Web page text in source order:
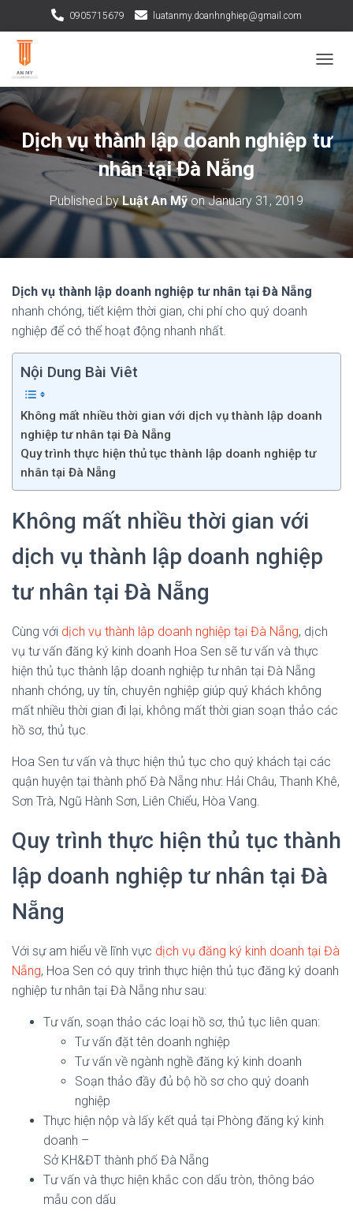
0905715679 luatanmy.doanhnghiep@gmail.com
Dịch vụ thành lập doanh nghiệp tư
nhân tại Đà Nẵng
Published byLuật An MỹonJanuary 31, 2019
Dịch vụ thành lập doanh nghiệp tư nhân tại Đà Nẵng
nhanh chóng, tiết kiệm thời gian, chi phí cho quý doanh
nghiệp để có thể hoạt động nhanh nhất.
Nội Dung Bài Viêt
Không mất nhiều thời gian với dịch vụ thành lập doanh
nghiệp tư nhân tại Đà Nẵng
Quy trình thực hiện thủ tục thành lập doanh nghiệp tư
nhân tại Đà Nẵng
Không mất nhiều thời gian với
dịch vụ thành lập doanh nghiệp
tư nhân tại Đà Nẵng
Cùng với dịch vụ thành lập doanh nghiệp tại Đà Nẵng, dịch
vụ tư vấn đăng ký kinh doanh Hoa Sen sẽ tư vấn và thực
hiện thủ tục thành lập doanh nghiệp tư nhân tại Đà Nẵng
nhanh chóng, uy tín, chuyên nghiệp giúp quý khách không
mất nhiều thời gian đi lại, không mất thời gian soạn thảo các
hồ sơ, thủ tục.
Hoa Sen tư vấn và thực hiện thủ tục cho quý khách tại các
quận huyện tại thành phố Đà Nẵng như: Hải Châu, Thanh Khê,
Sơn Trà, Ngũ Hành Sơn, Liên Chiểu, Hòa Vang.
Quy trình thực hiện thủ tục thành
lập doanh nghiệp tư nhân tại Đà
Nẵng
Với sự am hiểu về lĩnh vực dịch vụ đăng ký kinh doanh tại Đà
Nẵng, Hoa Sen có quy trình thực hiện thủ tục đăng ký doanh
nghiệp tư nhân tại Đà Nẵng như sau:
Tư vấn, soạn thảo các loại hồ sơ, thủ tục liên quan:
Tư vấn đặt tên doanh nghiệp
Tư vấn về ngành nghề đăng ký kinh doanh
Soạn thảo đầy đủ bộ hồ sơ cho quý doanh
nghiệp
Thực hiện nộp và lấy kết quả tại Phòng đăng ký kinh
doanh –
Sở KH&ĐT thành phố Đà Nẵng
Tư vấn và thực hiện khắc con dấu tròn, thông báo
mẫu con dấu